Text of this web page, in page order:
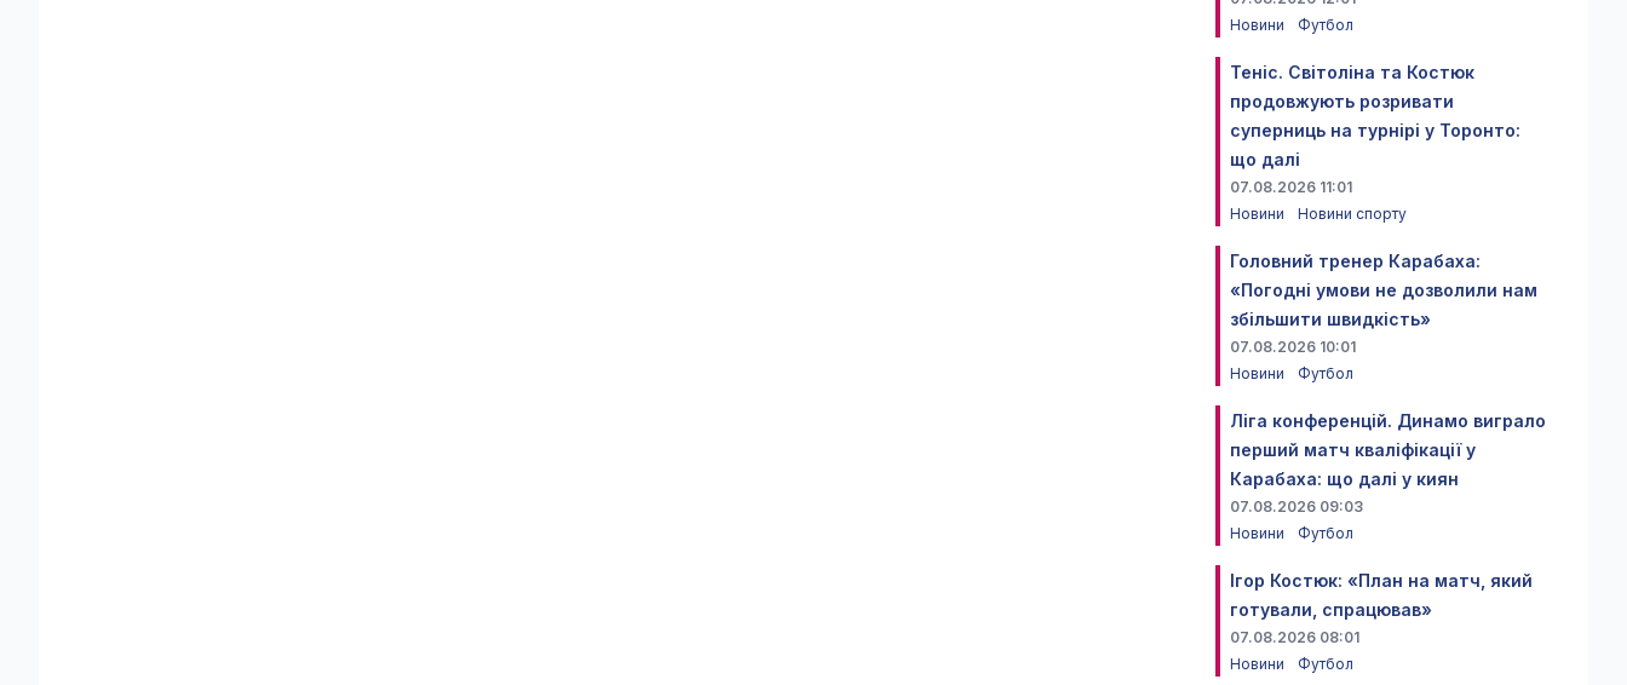
Новини
Футбол
Теніс. Світоліна та Костюк
продовжують розривати
суперниць на турнірі у Торонто:
що далі
07.08.2026 11:01
Новини
Новини спорту
Головний тренер Карабаха:
«Погодні умови не дозволили нам
збільшити швидкість»
07.08.2026 10:01
Новини
Футбол
Ліга конференцій. Динамо виграло
перший матч кваліфікації у
Карабаха: що далі у киян
07.08.2026 09:03
Новини
Футбол
Ігор Костюк: «План на матч, який
готували, спрацював»
07.08.2026 08:01
Новини
Футбол